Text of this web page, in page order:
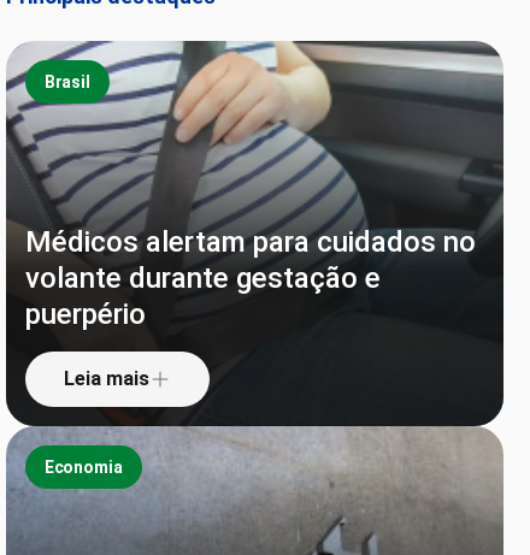
Brasil
Médicos alertam para cuidados no
volante durante gestação e
puerpério
Leia mais
Economia